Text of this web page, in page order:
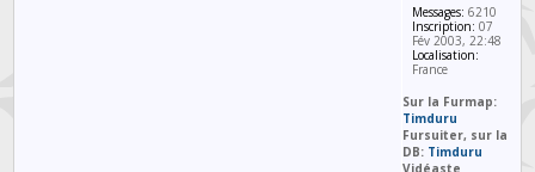
Messages: 6210
Inscription: 07
Fév 2003, 22:48
Localisation:
France
Sur la Furmap:
Timduru
Fursuiter, sur la
DB: Timduru
Vidéaste